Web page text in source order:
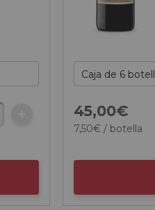
45,00€
7,50€ / botella